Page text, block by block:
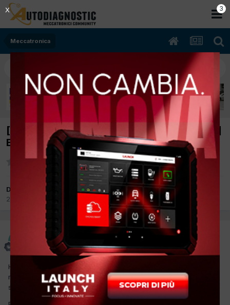
Meccatronica
[bmw X4 01/2019 2000cc B47 140Kw Diesel]
Errore 2BA100
Da Alex02
2 Luglio
Meccatronica
Alex02
Inviato2 Luglio
Ho questa BMW in officina con avaria motore accesa, la
macchina non da problemi in strada, solo avaria. In diagnosi ho i
seguenti errori, il sensore ho provato a smontarlo ed è pulito
2
X